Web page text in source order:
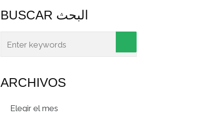
BUSCAR البحث
ARCHIVOS